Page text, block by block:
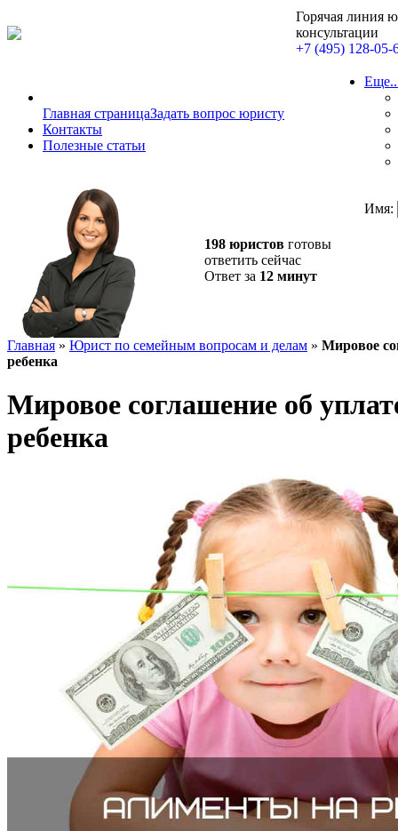
Горячая линия
консультации
+7 (495) 128-05-
Главная страницаЗадать вопрос юристу
Контакты
Полезные статьи
198 юристов готовы
ответить сейчас
Ответ за 12 минут
Имя:
Главная » Юрист по семейным вопросам и делам » Мировое
ребенка
Мировое соглашение об
ребенка